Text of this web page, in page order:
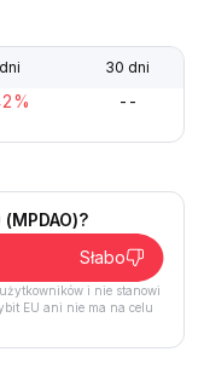
30 dni
--
Słabo
i nie stanowi
EU ani nie ma na celu